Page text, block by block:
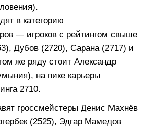
в категорию
— игроков с рейтингом свыше
Дубов (2720), Сарана (2717) и
же ряду стоит Александр
на пике карьеры
2710.
гроссмейстеры Денис Махнёв
(2525), Эдгар Мамедов